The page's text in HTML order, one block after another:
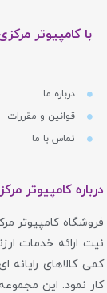
با کامپیوتر
درباره ما
قوانین و مقررات
تماس با ما
درباره کامپیوتر
نیت ارائه خدمات
کمی کالاهای رایانه
کار نمود. این